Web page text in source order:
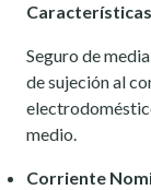
Características
Seguro de
de sujeción al
medio.
Corriente